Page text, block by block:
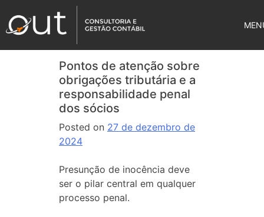
Pontos de atenção sobre
obrigações tributária e a
responsabilidade penal
dos sócios
Posted on 27 de dezembro de
2024
Presunção de inocência deve
ser o pilar central em qualquer
processo penal.